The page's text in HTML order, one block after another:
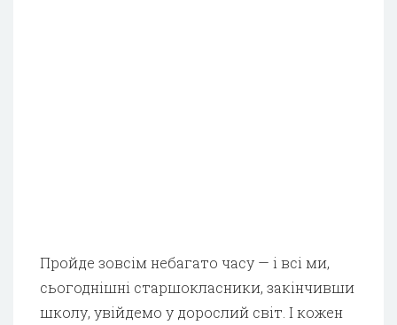
Пройде зовсім небагато часу — і всі ми,
сьогоднішні старшокласники, закінчивши
школу, увійдемо у дорослий світ. І кожен